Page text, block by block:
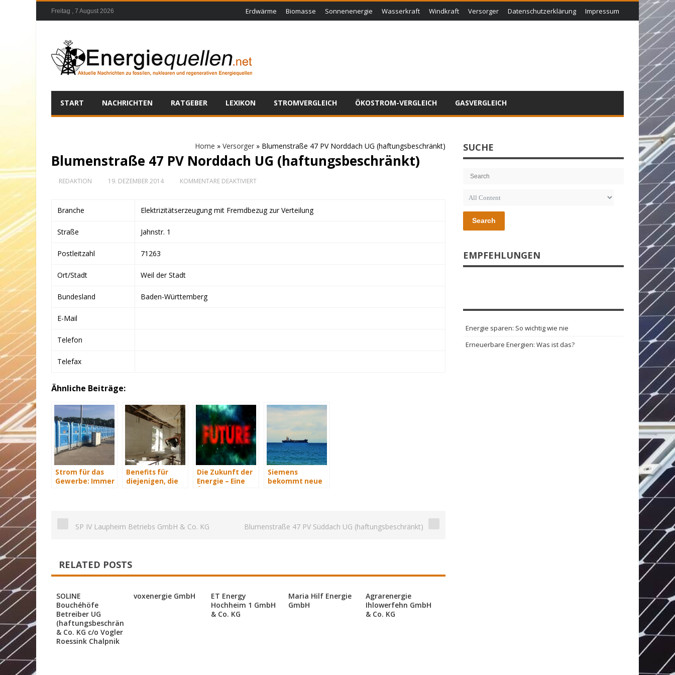
Freitag , 7 August 2026 Erdwärme Biomasse Sonnenenergie Wasserkraft Windkraft Versorger Datenschutzerklärung Impressum
START NACHRICHTEN RATGEBER LEXIKON STROMVERGLEICH ÖKOSTROM-VERGLEICH GASVERGLEICH
Home » Versorger » Blumenstraße 47 PV Norddach UG (haftungsbeschränkt)
Blumenstraße 47 PV Norddach UG (haftungsbeschränkt)
REDAKTION 19. DEZEMBER 2014 KOMMENTARE DEAKTIVIERTFÜR
ORDDACH U
Branche Elektrizitätserzeugung mit Fremdbezug zur Verteilung
Straße Jahnstr. 1
Postleitzahl 71263
Ort/Stadt Weil der Stadt
Bundesland Baden-Württemberg
E-Mail
Telefon
Telefax
Ähnliche Beiträge:
Strom für das
Gewerbe: Immer
Benefits für
diejenigen, die
Die Zukunft der
Energie – Eine
Siemens
bekommt neue
SP IV Laupheim Betriebs GmbH & Co. KG Blumenstraße 47 PV Süddach UG (haftungsbeschränkt)
RELATED POSTS
SOLINE
Bouchéhöfe
Betreiber UG
(haftungsbeschränkt)
& Co. KG c/o Vogler
Roessink Chalpnik
voxenergie GmbH
ET Energy
Hochheim 1 GmbH
& Co. KG
Maria Hilf Energie
GmbH
Agrarenergie
Ihlowerfehn GmbH
& Co. KG
SUCHE
Search
EMPFEHLUNGEN
Energie sparen: So wichtig wie nie
Erneuerbare Energien: Was ist das?